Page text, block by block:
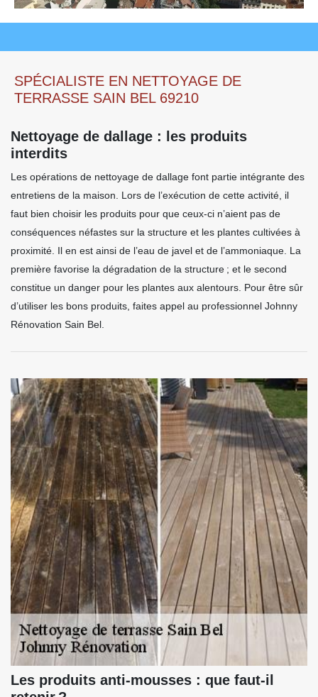
SPÉCIALISTE EN NETTOYAGE DE
TERRASSE SAIN BEL 69210
Nettoyage de dallage : les produits
interdits
Les opérations de nettoyage de dallage font partie intégrante des
entretiens de la maison. Lors de l’exécution de cette activité, il
faut bien choisir les produits pour que ceux-ci n’aient pas de
conséquences néfastes sur la structure et les plantes cultivées à
proximité. Il en est ainsi de l’eau de javel et de l’ammoniaque. La
première favorise la dégradation de la structure ; et le second
constitue un danger pour les plantes aux alentours. Pour être sûr
d’utiliser les bons produits, faites appel au professionnel Johnny
Rénovation Sain Bel.
Les produits anti-mousses : que faut-il